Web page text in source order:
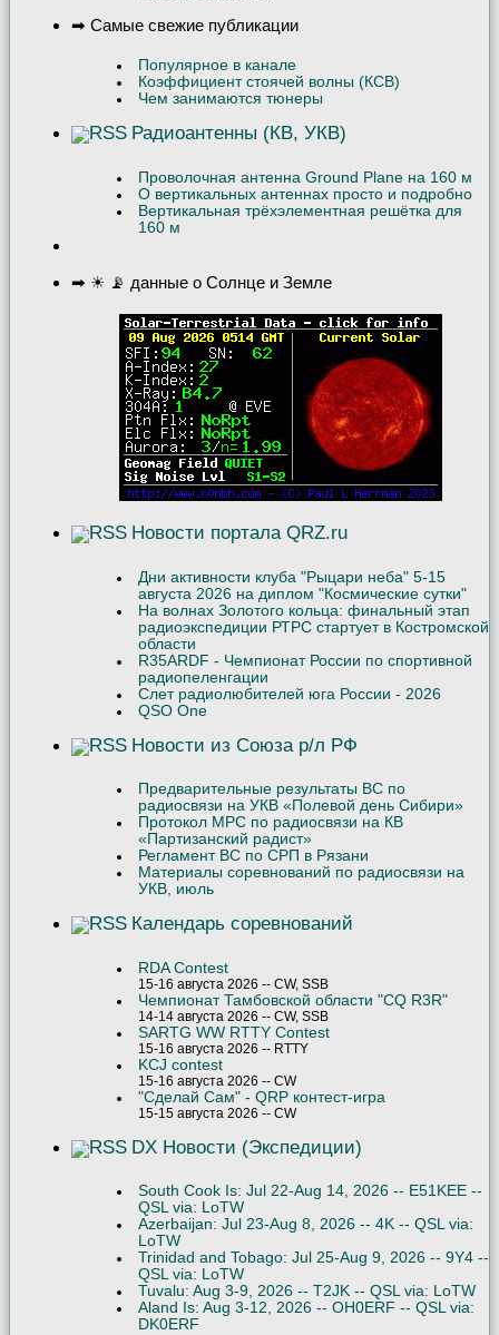
➡ Самые свежие публикации
Популярное в канале
Коэффициент стоячей волны (КСВ)
Чем занимаются тюнеры
Радиоантенны (КВ, УКВ)
Проволочная антенна Ground Plane на 160 м
О вертикальных антеннах просто и подробно
Вертикальная трёхэлементная решётка для
160 м
➡ ☀ 📡 данные о Солнце и Земле
Новости портала QRZ.ru
Дни активности клуба "Рыцари неба" 5-15
августа 2026 на диплом "Космические сутки"
На волнах Золотого кольца: финальный этап
радиоэкспедиции РТРС стартует в Костромской
области
R35ARDF - Чемпионат России по спортивной
радиопеленгации
Слет радиолюбителей юга России - 2026
QSO One
Новости из Союза р/л РФ
Предварительные результаты ВС по
радиосвязи на УКВ «Полевой день Сибири»
Протокол МРС по радиосвязи на КВ
«Партизанский радист»
Регламент ВС по СРП в Рязани
Материалы соревнований по радиосвязи на
УКВ, июль
Календарь соревнований
RDA Contest
15-16 августа 2026 -- CW, SSB
Чемпионат Тамбовской области "CQ R3R"
14-14 августа 2026 -- CW, SSB
SARTG WW RTTY Contest
15-16 августа 2026 -- RTTY
KCJ contest
15-16 августа 2026 -- CW
"Сделай Сам" - QRP контест-игра
15-15 августа 2026 -- CW
DX Новости (Экспедиции)
South Cook Is: Jul 22-Aug 14, 2026 -- E51KEE --
QSL via: LoTW
Azerbaijan: Jul 23-Aug 8, 2026 -- 4K -- QSL via:
LoTW
Trinidad and Tobago: Jul 25-Aug 9, 2026 -- 9Y4 --
QSL via: LoTW
Tuvalu: Aug 3-9, 2026 -- T2JK -- QSL via: LoTW
Aland Is: Aug 3-12, 2026 -- OH0ERF -- QSL via:
DK0ERF